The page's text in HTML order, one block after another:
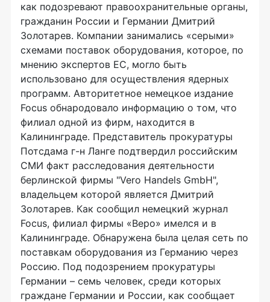
как подозревают правоохранительные органы,
гражданин России и Германии Дмитрий
Золотарев. Компании занимались «серыми»
схемами поставок оборудования, которое, по
мнению экспертов ЕС, могло быть
использовано для осуществления ядерных
программ. Авторитетное немецкое издание
Focus обнародовало информацию о том, что
филиал одной из фирм, находится в
Калининграде. Представитель прокуратуры
Потсдама г-н Ланге подтвердил российским
СМИ факт расследования деятельности
берлинской фирмы "Vero Handels GmbH",
владельцем которой является Дмитрий
Золотарев. Как сообщил немецкий журнал
Focus, филиал фирмы «Веро» имелся и в
Калининграде. Обнаружена была целая сеть по
поставкам оборудования из Германию через
Россию. Под подозрением прокуратуры
Германии – семь человек, среди которых
граждане Германии и России, как сообщает